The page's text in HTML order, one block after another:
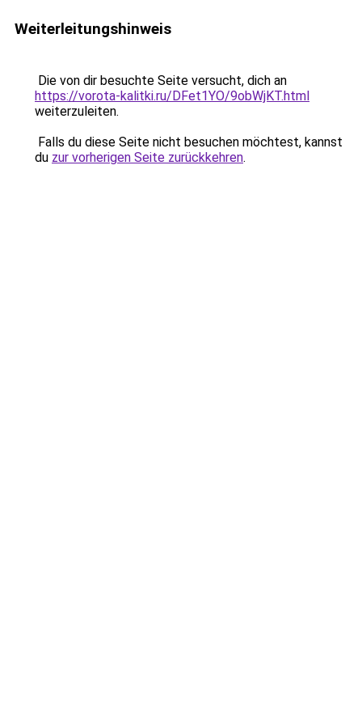
Weiterleitungshinweis
Die von dir besuchte Seite versucht, dich an
https://vorota-kalitki.ru/DFet1YO/9obWjKT.html
weiterzuleiten.
Falls du diese Seite nicht besuchen möchtest, kannst
du zur vorherigen Seite zurückkehren.